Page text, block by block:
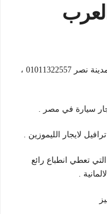
بالتالي احسن ايجار سيارة مرسيدس في مدينة نصر 01011322557 ،
سيارة في مصر .
لايجار الليموزين .
تعطي انطباع رائع
.